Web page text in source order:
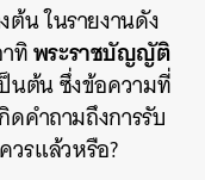
น ในรายงานดัง
ทิพระราชบัญญัติ
นต้น ซึ่งข้อความที่
คำถามถึงการรับ
รแล้วหรือ?